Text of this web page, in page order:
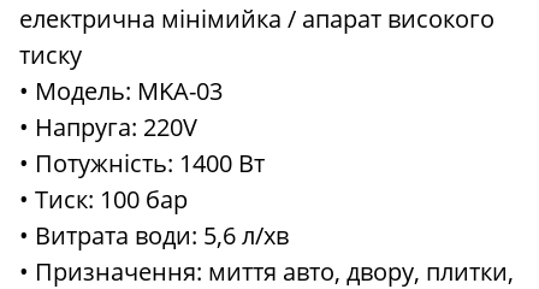
електрична мінімийка / апарат високого
тиску
• Модель: MKA-03
• Напруга: 220V
• Потужність: 1400 Вт
• Тиск: 100 бар
• Витрата води: 5,6 л/хв
• Призначення: миття авто, двору, плитки,